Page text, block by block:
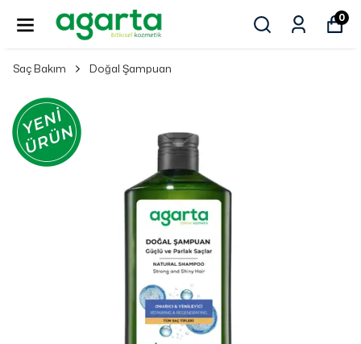
0
Saç Bakım Doğal Şampuan